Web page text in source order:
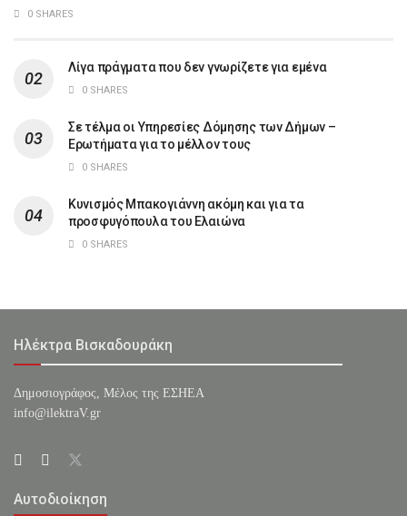
0 SHARES
Λίγα πράγματα που δεν γνωρίζετε για εμένα
0 SHARES
Σε τέλμα οι Υπηρεσίες Δόμησης των Δήμων –
Ερωτήματα για το μέλλον τους
0 SHARES
Κυνισμός Μπακογιάννη ακόμη και για τα
προσφυγόπουλα του Ελαιώνα
0 SHARES
Ηλέκτρα Βισκαδουράκη
Δημοσιογράφος, Μέλος της ΕΣHΕΑ
info@ilektraV.gr
Αυτοδιοίκηση